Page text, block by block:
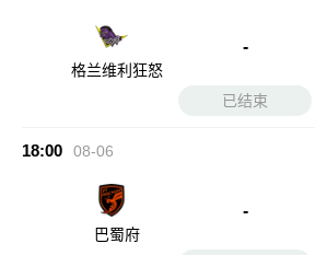
格兰维利狂怒
-
已结束
18:00 08-06
巴蜀府
-